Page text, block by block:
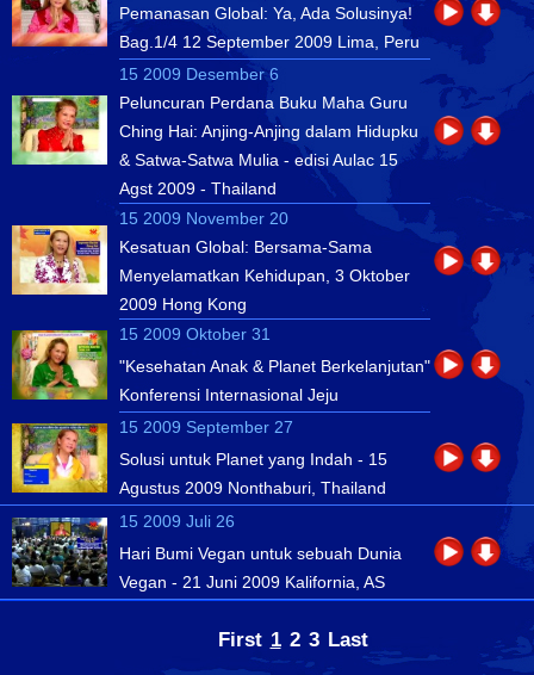
Pemanasan Global: Ya, Ada Solusinya!
Bag.1/4 12 September 2009 Lima, Peru
15 2009 Desember 6
Peluncuran Perdana Buku Maha Guru
Ching Hai: Anjing-Anjing dalam Hidupku
& Satwa-Satwa Mulia - edisi Aulac 15
Agst 2009 - Thailand
15 2009 November 20
Kesatuan Global: Bersama-Sama
Menyelamatkan Kehidupan, 3 Oktober
2009 Hong Kong
15 2009 Oktober 31
"Kesehatan Anak & Planet Berkelanjutan"
Konferensi Internasional Jeju
15 2009 September 27
Solusi untuk Planet yang Indah - 15
Agustus 2009 Nonthaburi, Thailand
15 2009 Juli 26
Hari Bumi Vegan untuk sebuah Dunia
Vegan - 21 Juni 2009 Kalifornia, AS
First 1 2 3 Last